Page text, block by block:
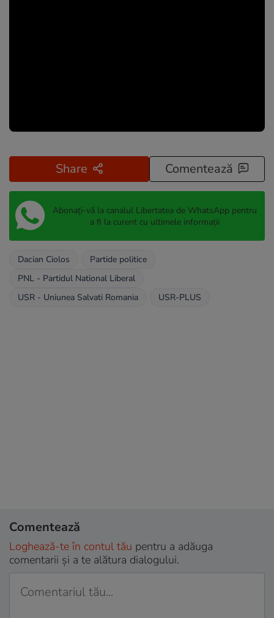
Share Comentează
Abonați-vă la canalul Libertatea de WhatsApp pentru
a fi la curent cu ultimele informații
Dacian Ciolos
Partide politice
PNL - Partidul National Liberal
USR - Uniunea Salvati Romania
USR-PLUS
Comentează
Loghează-te în contul tău pentru a adăuga
comentarii și a te alătura dialogului.